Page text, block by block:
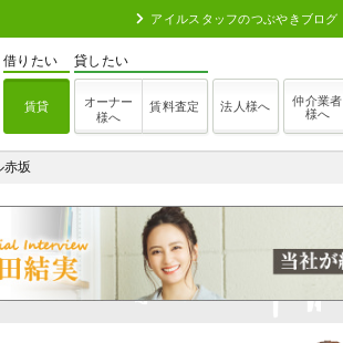
アイルスタッフのつぶやきブログ
借りたい
賃貸
貸したい
オーナー
様へ
賃料査定 法人様へ
仲介業者
様へ
赤坂